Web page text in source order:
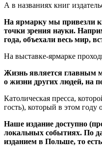
А в названиях книг
На ярмарку мы привезли
точки зрения науки.
года, объехали весь мир,
На выставке-ярмарке
Жизнь является главным
о жизни других людей, на
Католическая пресса,
гость), который в этом году
Наше издание доступно
локальных событиях. По
изданием в Польше, то